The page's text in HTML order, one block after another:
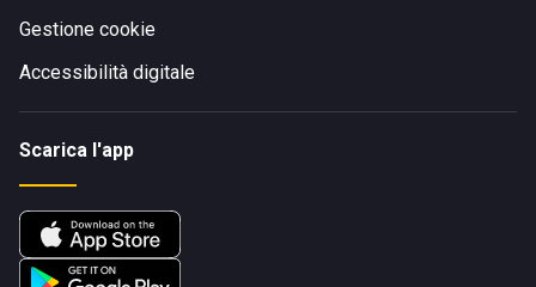
Gestione cookie
Accessibilità digitale
Scarica l'app